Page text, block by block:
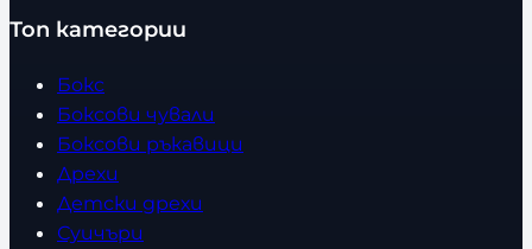
Топ категории
Бокс
Боксови чували
Боксови ръкавици
Дрехи
Детски дрехи
Суичъри